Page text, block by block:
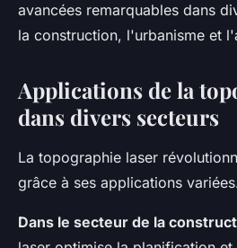
avancées remarquables dans
la construction, l'urbanisme et
Applications de la
dans divers secteurs
La topographie laser
grâce à ses applications
Dans le secteur de la